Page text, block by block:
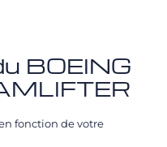
BOEING
fonction de votre